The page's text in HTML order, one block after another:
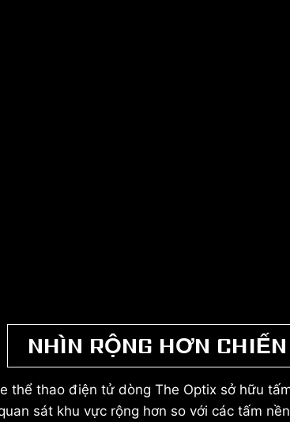
NHÌN RỘNG HƠN
thể thao điện tử dòng The Optix sở hữu
sát khu vực rộng hơn so với các tấm